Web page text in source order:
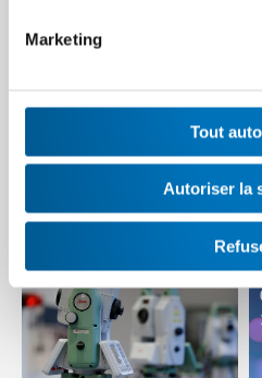
Marketing
Tout
Autoriser la
Dans cette interview,
Article | 19.01.2026